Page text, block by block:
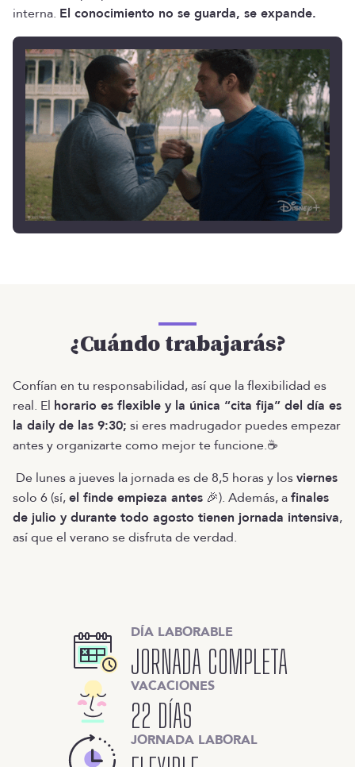
interna. El conocimiento no se guarda, se expande.
¿Cuándo trabajarás?
Confían en tu responsabilidad, así que la flexibilidad es
real. El horario es flexible y la única “cita fija” del día es
la daily de las 9:30; si eres madrugador puedes empezar
antes y organizarte como mejor te funcione.☕
De lunes a jueves la jornada es de 8,5 horas y losviernes
solo 6 (sí,el finde empieza antes 🎉). Además, afinales
de julio y durante todo agosto tienen jornada intensiva,
así que el verano se disfruta de verdad.
DÍA LABORABLE
JORNADA COMPLETA
VACACIONES
22 DÍAS
JORNADA LABORAL